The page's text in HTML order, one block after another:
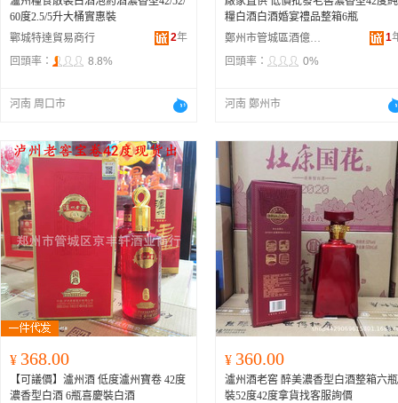
60度2.5/5升大桶實惠裝
鄲城特達貿易商行
2年
回頭率：
8.8%
河南 周口市
糧白酒白酒婚宴禮品整箱6瓶
鄭州市管城區酒億酒業商行
1
回頭率：
0%
河南 鄭州市
¥ 368.00
【可議價】瀘州酒 低度瀘州寶卷 42度
濃香型白酒 6瓶喜慶裝白酒
¥ 360.00
瀘州酒老窖 醉美濃香型白酒整箱六瓶
裝52度42度拿貨找客服詢價